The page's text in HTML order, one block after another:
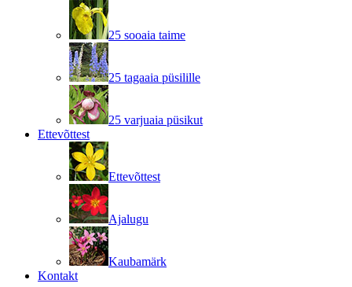
25 sooaia taime
25 tagaaia püsilille
25 varjuaia püsikut
Ettevõttest
Ettevõttest
Ajalugu
Kaubamärk
Kontakt